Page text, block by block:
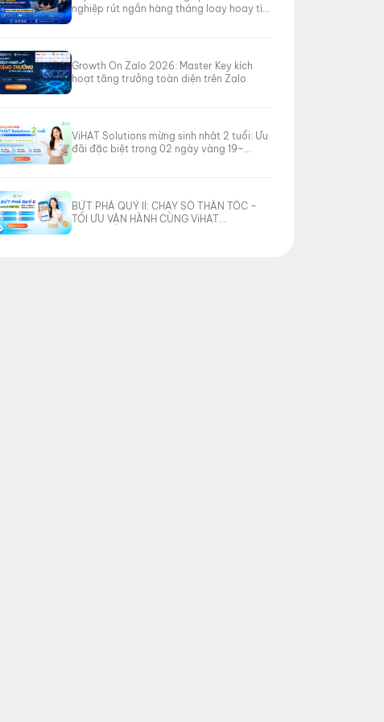
nghiệp rút ngắn hàng tháng loay hoay tìm
Growth On Zalo 2026: Master Key kích
hoạt tăng trưởng toàn diện trên Zalo
ViHAT Solutions mừng sinh nhật 2 tuổi: Ưu
đãi đặc biệt trong 02 ngày vàng 19–
BỨT PHÁ QUÝ II: CHẠY SỐ THẦN TỐC –
TỐI ƯU VẬN HÀNH CÙNG ViHAT